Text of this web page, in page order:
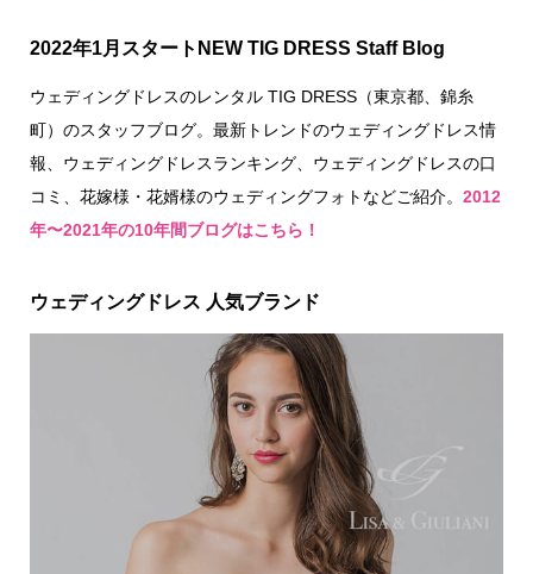
2022年1月スタートNEW TIG DRESS Staff Blog
ウェディングドレスのレンタル TIG DRESS（東京都、錦糸
町）のスタッフブログ。最新トレンドのウェディングドレス情
報、ウェディングドレスランキング、ウェディングドレスの口
コミ、花嫁様・花婿様のウェディングフォトなどご紹介。 2012
年〜2021年の10年間ブログはこちら！
ウェディングドレス 人気ブランド